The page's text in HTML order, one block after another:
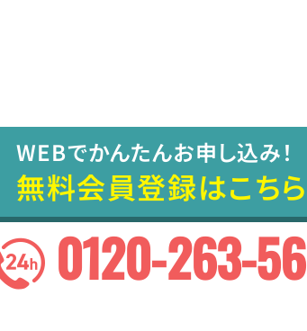
WEBでかんたんお申し込み！
無料会員登録はこち
0120-263-